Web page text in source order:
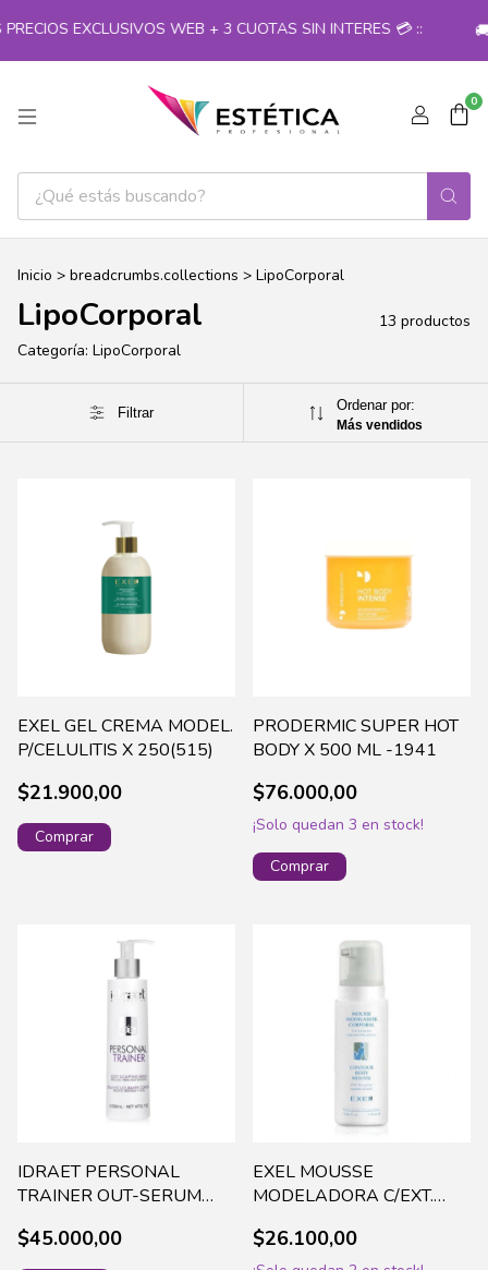
EXCLUSIVOS WEB + 3 CUOTAS SIN INTERES 💳 ::
0
Inicio > breadcrumbs.collections > LipoCorporal
LipoCorporal
13 productos
Categoría: LipoCorporal
Filtrar Ordenar por:
Más vendidos
EXEL GEL CREMA MODEL.
P/CELULITIS X 250(515)
$21.900,00
PRODERMIC SUPER HOT
BODY X 500 ML -1941
$76.000,00
¡Solo quedan 3 en stock!
IDRAET PERSONAL
TRAINER OUT-SERUM
11406 (56)
$45.000,00
EXEL MOUSSE
MODELADORA C/EXT.
ML(899)
$26.100,00